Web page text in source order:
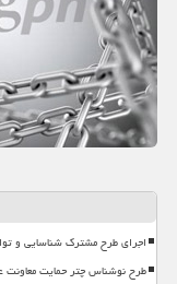
اجرای طرح مشترک شناسایی و
طرح نوشناس چتر حمایت